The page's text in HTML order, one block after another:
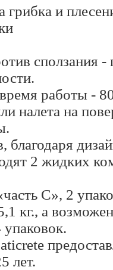
грибка и
сползания -
работы -
налета на
благодаря
2 жидких
С», 2
кг., а
лет.